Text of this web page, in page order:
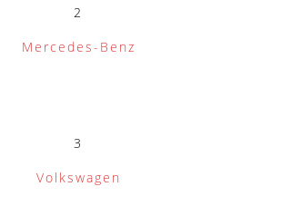
2
Mercedes-Benz
3
Volkswagen